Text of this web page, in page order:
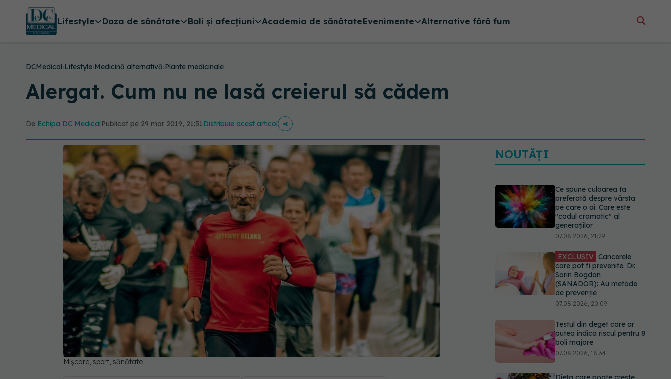
Lifestyle Doza de sănătate Boli și afecțiuni Academia de sănătateEvenimente Alternative fără fum
DCMedical›Lifestyle›Medicină alternativă›Plante medicinale
Alergat. Cum nu ne lasă creierul să cădem
De Echipa DC Medical Publicat pe 29 mar 2019, 21:51Distribuie acest articol
Mișcare, sport, sănătate
NOUTĂȚI
Ce spune culoarea ta
preferată despre vârsta
pe care o ai. Care este
"codul cromatic" al
generațiilor
07.08.2026, 21:29
EXCLUSIV Cancerele
care pot fi prevenite. Dr.
Sorin Bogdan
(SANADOR): Au metode
de prevenție
07.08.2026, 20:09
Testul din deget care ar
putea indica riscul pentru 8
boli majore
07.08.2026, 18:34
Dieta care poate crește